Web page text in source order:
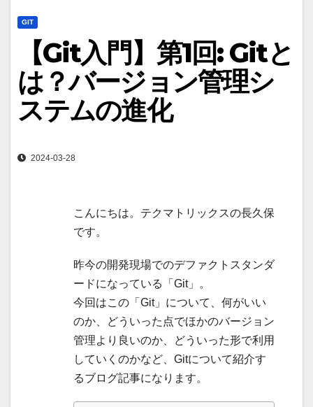
GIT
【Git入門】第1回: Gitと
は？バージョン管理シ
ステムの進化
2024-03-28
こんにちは。テクマトリックスの長久保
です。
昨今の開発現場でのデファクトスタンダ
ードになっている「Git」。
今回はこの「Git」について、何がいい
のか、どういった点でほかのバージョン
管理より良いのか、どういった形で利用
していくのかなど、Gitについて紹介す
るブログ記事になります。